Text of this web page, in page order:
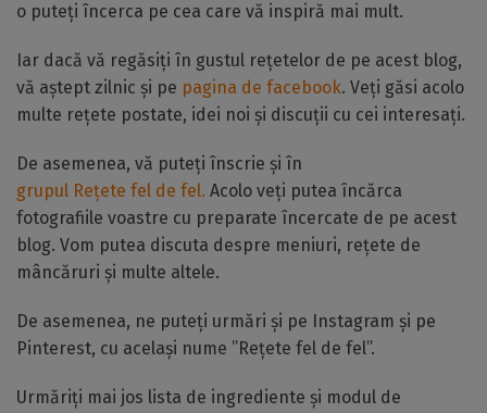
o puteți încerca pe cea care vă inspiră mai mult.
Iar dacă vă regăsiți în gustul rețetelor de pe acest blog,
vă aștept zilnic și pe pagina de facebook. Veți găsi acolo
multe rețete postate, idei noi și discuții cu cei interesați.
De asemenea, vă puteți înscrie și în
grupul Rețete fel de fel. Acolo veți putea încărca
fotografiile voastre cu preparate încercate de pe acest
blog. Vom putea discuta despre meniuri, rețete de
mâncăruri și multe altele.
De asemenea, ne puteți urmări și pe Instagram și pe
Pinterest, cu același nume ”Rețete fel de fel”.
Urmăriți mai jos lista de ingrediente și modul de